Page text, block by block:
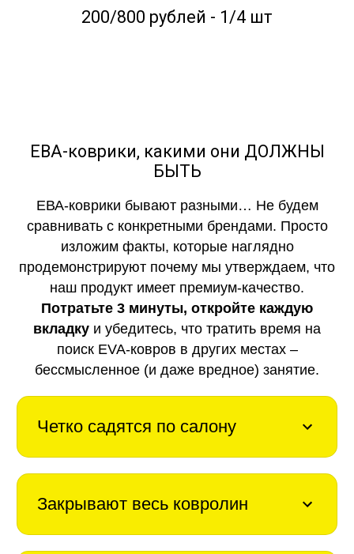
200/800 рублей - 1/4 шт
ЕВА-коврики, какими они ДОЛЖНЫ
БЫТЬ
ЕВА-коврики бывают разными… Не будем
сравнивать с конкретными брендами. Просто
изложим факты, которые наглядно
продемонстрируют почему мы утверждаем, что
наш продукт имеет премиум-качество.
Потратьте 3 минуты, откройте каждую
вкладку и убедитесь, что тратить время на
поиск EVA-ковров в других местах –
бессмысленное (и даже вредное) занятие.
Четко садятся по салону
Закрывают весь ковролин